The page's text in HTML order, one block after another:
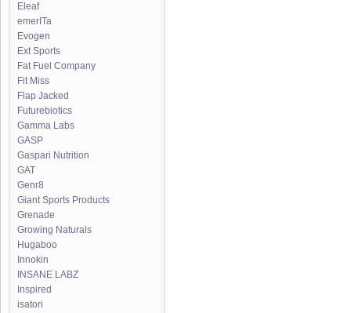
Eleaf
emerITa
Evogen
Ext Sports
Fat Fuel Company
Fit Miss
Flap Jacked
Futurebiotics
Gamma Labs
GASP
Gaspari Nutrition
GAT
Genr8
Giant Sports Products
Grenade
Growing Naturals
Hugaboo
Innokin
INSANE LABZ
Inspired
isatori